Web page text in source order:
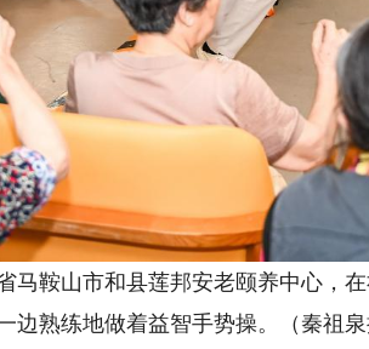
鞍山市和县莲邦安老颐养中心，
边熟练地做着益智手势操。（秦祖